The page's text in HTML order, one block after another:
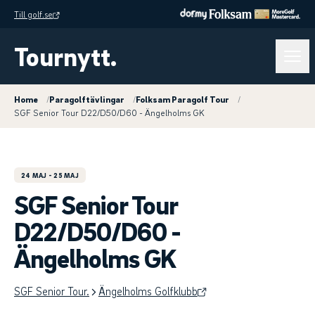
Till golf.se
Tournytt.
Home /Paragolftävlingar /Folksam Paragolf Tour
/
SGF Senior Tour D22/D50/D60 - Ängelholms GK
24 MAJ - 25 MAJ
SGF Senior Tour
D22/D50/D60 -
Ängelholms GK
SGF Senior Tour. Ängelholms Golfklubb